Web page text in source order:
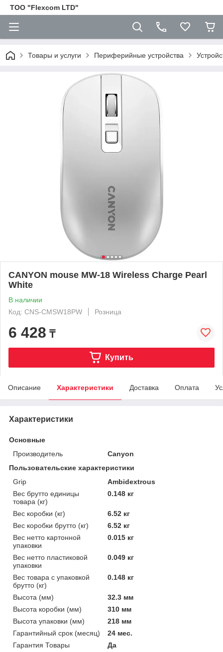
ТОО "Flexcom LTD"
Товары и услуги Периферийные устройства
CANYON mouse MW-18 Wireless Charge Pearl
White
В наличии
Код: CNS-CMSW18PW
Розница
6 428 ₸
Купить
Описание Характеристики Доставка Оплата
Характеристики
Основные
Производитель
Canyon
Пользовательские характеристики
Grip
Ambidextrous
Вес брутто единицы
товара (кг)
0.148 кг
Вес коробки (кг)
6.52 кг
Вес коробки брутто (кг)
6.52 кг
Вес нетто картонной
упаковки
0.015 кг
Вес нетто пластиковой
упаковки
0.049 кг
Вес товара с упаковкой
брутто (кг)
0.148 кг
Высота (мм)
32.3 мм
Высота коробки (мм)
310 мм
Высота упаковки (мм)
218 мм
Гарантийный срок (месяц)
24 мес.
Гарантия Товары
Да